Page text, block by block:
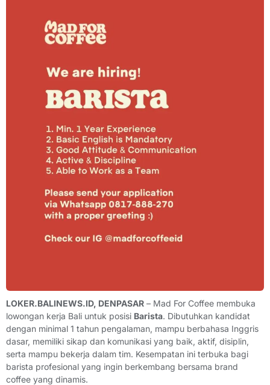
LOKER.BALINEWS.ID, DENPASAR – Mad For Coffee membuka
lowongan kerja Bali untuk posisi Barista. Dibutuhkan kandidat
dengan minimal 1 tahun pengalaman, mampu berbahasa Inggris
dasar, memiliki sikap dan komunikasi yang baik, aktif, disiplin,
serta mampu bekerja dalam tim. Kesempatan ini terbuka bagi
barista profesional yang ingin berkembang bersama brand
coffee yang dinamis.